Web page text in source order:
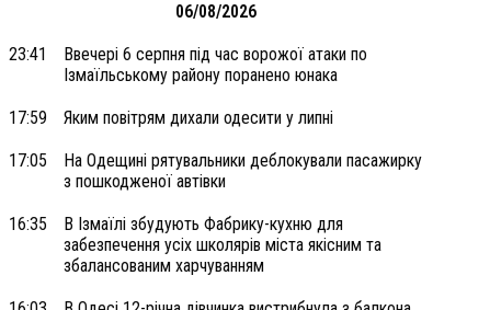
06/08/2026
23:41
Ввечері 6 серпня під час ворожої атаки по
Ізмаїльському району поранено юнака
17:59 Яким повітрям дихали одесити у липні
17:05
На Одещині рятувальники деблокували пасажирку
з пошкодженої автівки
16:35
В Ізмаїлі збудують Фабрику-кухню для
забезпечення усіх школярів міста якісним та
збалансованим харчуванням